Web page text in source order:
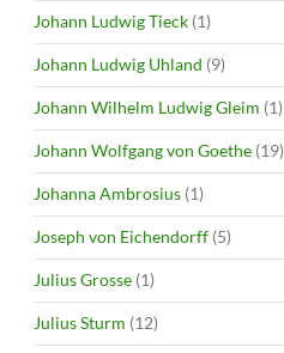
Johann Ludwig Tieck (1)
Johann Ludwig Uhland (9)
Johann Wilhelm Ludwig Gleim (1)
Johann Wolfgang von Goethe (19)
Johanna Ambrosius (1)
Joseph von Eichendorff (5)
Julius Grosse (1)
Julius Sturm (12)